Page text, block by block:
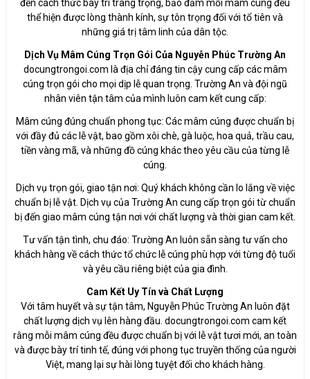
đến cách thức bày trí trang trọng, bảo đảm mỗi mâm cúng đều
thể hiện được lòng thành kính, sự tôn trọng đối với tổ tiên và
những giá trị tâm linh của dân tộc.
Dịch Vụ Mâm Cúng Trọn Gói Của Nguyễn Phúc Trường An
docungtrongoi.com là địa chỉ đáng tin cậy cung cấp các mâm
cúng trọn gói cho mọi dịp lễ quan trọng. Trường An và đội ngũ
nhân viên tận tâm của mình luôn cam kết cung cấp:
Mâm cúng đúng chuẩn phong tục: Các mâm cúng được chuẩn bị
với đầy đủ các lễ vật, bao gồm xôi chè, gà luộc, hoa quả, trầu cau,
tiền vàng mã, và những đồ cúng khác theo yêu cầu của từng lễ
cúng.
Dịch vụ trọn gói, giao tận nơi: Quý khách không cần lo lắng về việc
chuẩn bị lễ vật. Dịch vụ của Trường An cung cấp trọn gói từ chuẩn
bị đến giao mâm cúng tận nơi với chất lượng và thời gian cam kết.
Tư vấn tận tình, chu đáo: Trường An luôn sẵn sàng tư vấn cho
khách hàng về cách thức tổ chức lễ cúng phù hợp với từng độ tuổi
và yêu cầu riêng biệt của gia đình.
Cam Kết Uy Tín và Chất Lượng
Với tâm huyết và sự tận tâm, Nguyễn Phúc Trường An luôn đặt
chất lượng dịch vụ lên hàng đầu. docungtrongoi.com cam kết
rằng mỗi mâm cúng đều được chuẩn bị với lễ vật tươi mới, an toàn
và được bày trí tinh tế, đúng với phong tục truyền thống của người
Việt, mang lại sự hài lòng tuyệt đối cho khách hàng.